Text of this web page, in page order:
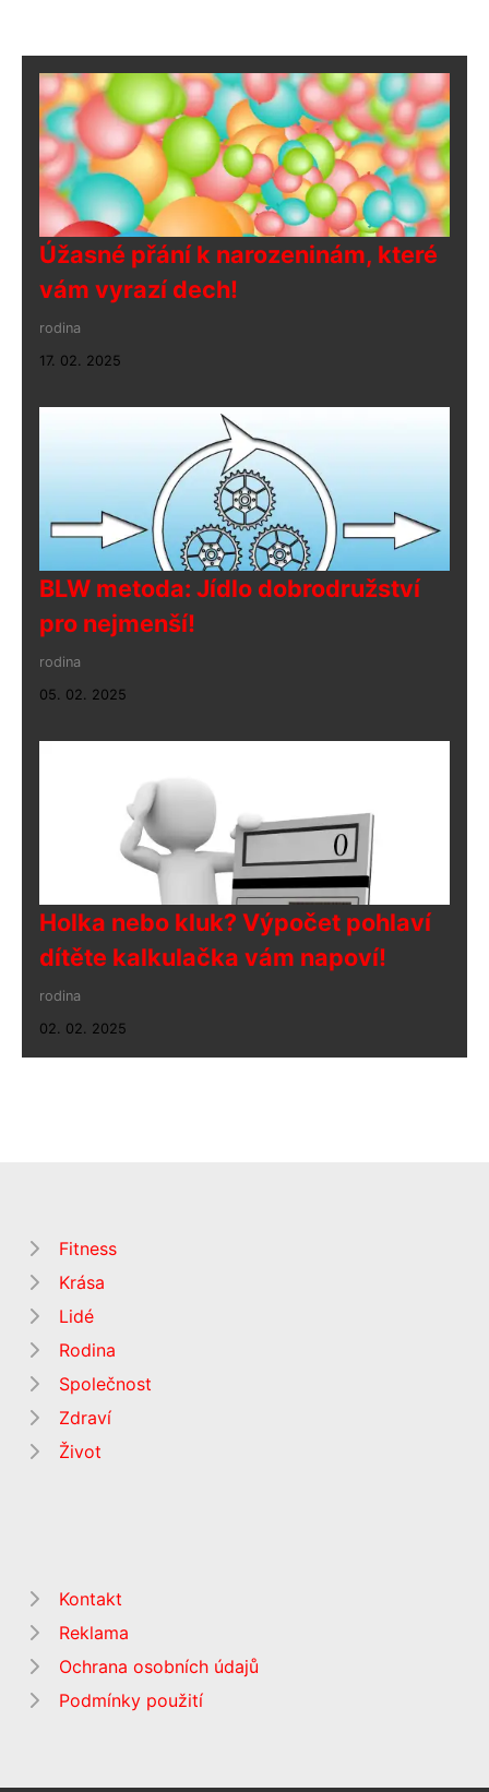
Úžasné přání k narozeninám, které
vám vyrazí dech!
rodina
17. 02. 2025
BLW metoda: Jídlo dobrodružství
pro nejmenší!
rodina
05. 02. 2025
Holka nebo kluk? Výpočet pohlaví
dítěte kalkulačka vám napoví!
rodina
02. 02. 2025
Fitness
Krása
Lidé
Rodina
Společnost
Zdraví
Život
Kontakt
Reklama
Ochrana osobních údajů
Podmínky použití